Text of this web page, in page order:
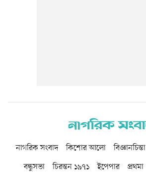
নাগরিক সংবাদ কিশোর আলো বিজ্ঞানচিন্তা
বন্ধুসভা
চিরন্তন ১৯৭১ ইপেপার প্রথমা